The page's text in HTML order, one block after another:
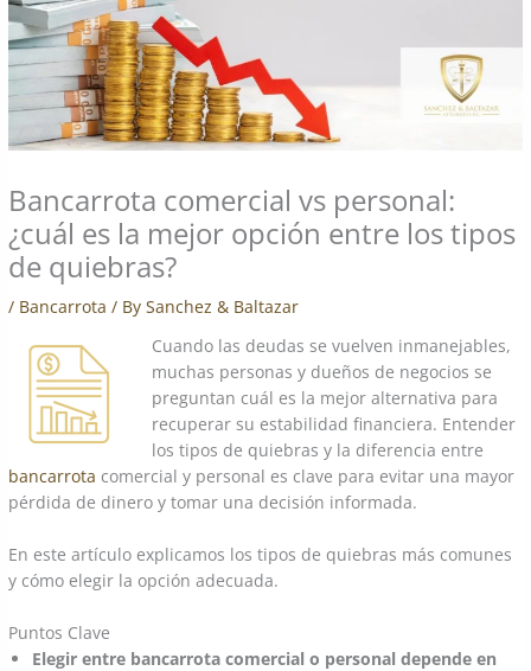
Bancarrota comercial vs personal:
¿cuál es la mejor opción entre los tipos
de quiebras?
/ Bancarrota / BySanchez & Baltazar
Cuando las deudas se vuelven inmanejables,
muchas personas y dueños de negocios se
preguntan cuál es la mejor alternativa para
recuperar su estabilidad financiera. Entender
los tipos de quiebras y la diferencia entre
bancarrota comercial y personal es clave para evitar una mayor
pérdida de dinero y tomar una decisión informada.
En este artículo explicamos los tipos de quiebras más comunes
y cómo elegir la opción adecuada.
Puntos Clave
Elegir entre bancarrota comercial o personal depende en